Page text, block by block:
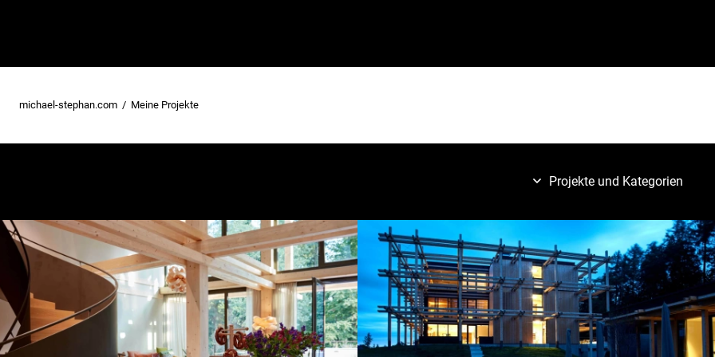
michael-stephan.com Meine Projekte
Projekte und Kategorien